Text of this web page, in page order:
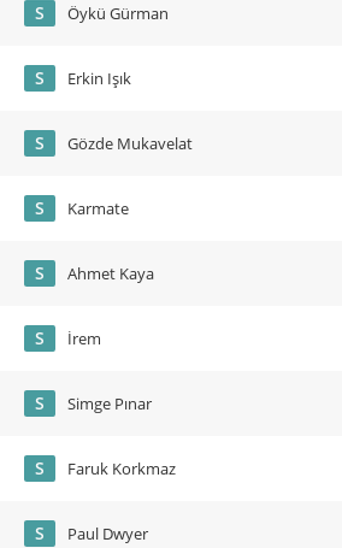
S Öykü Gürman
S Erkin Işık
S Gözde Mukavelat
S Karmate
S Ahmet Kaya
S İrem
S Simge Pınar
S Faruk Korkmaz
S Paul Dwyer